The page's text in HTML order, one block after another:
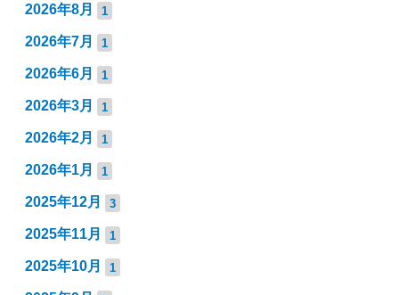
2026年8月 1
2026年7月 1
2026年6月 1
2026年3月 1
2026年2月 1
2026年1月 1
2025年12月 3
2025年11月 1
2025年10月 1